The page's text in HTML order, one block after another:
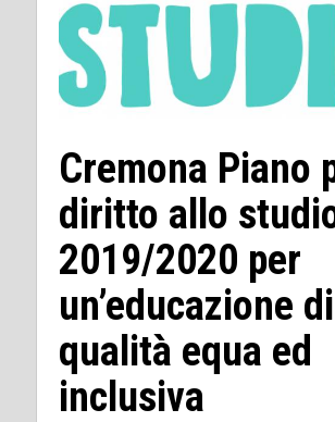
Cremona Piano
diritto allo
2019/2020 per
un’educazione di
qualità equa ed
inclusiva